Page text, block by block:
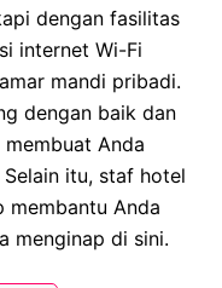
dengan fasilitas
internet Wi-Fi
mandi pribadi.
dengan baik dan
Anda
itu, staf hotel
membantu Anda
menginap di sini.